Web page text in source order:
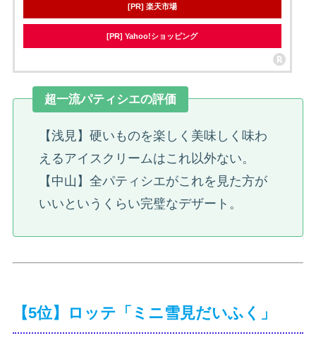
[PR] 楽天市場
[PR] Yahoo!ショッピング
超一流パティシエの評価
【浅見】硬いものを楽しく美味しく味わ
えるアイスクリームはこれ以外ない。
【中山】全パティシエがこれを見た方が
いいというくらい完璧なデザート。
【5位】ロッテ「ミニ雪見だいふく」